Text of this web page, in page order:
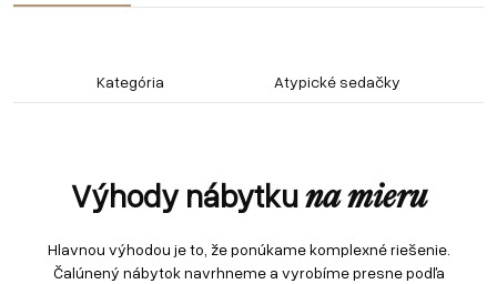
Kategória Atypické sedačky
Výhody nábytkuna mieru
Hlavnou výhodou je to, že ponúkame komplexné riešenie.
Čalúnený nábytok navrhneme a vyrobíme presne podľa